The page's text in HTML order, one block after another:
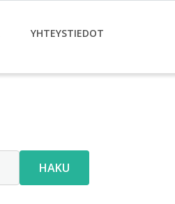
YHTEYSTIEDOT
HAKU